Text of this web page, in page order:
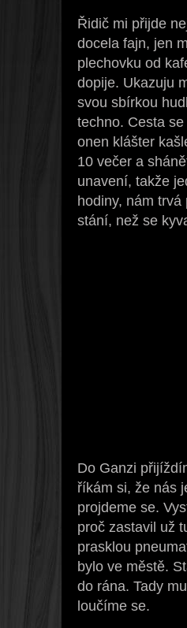
Řidič mi přijde
docela fajn, jen
plechovku od
dopije. Ukazuju
svou sbírkou
techno. Cesta
onen klášter
10 večer a
unavení, takže
hodiny, nám
stání, než se
Do Ganzi
říkám si, že nás
projdeme se.
proč zastavil už
prasklou
bylo ve městě.
do rána. Tady
loučíme se.